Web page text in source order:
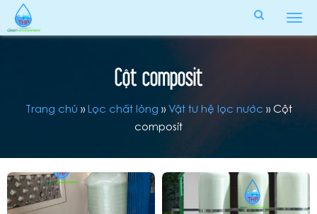
Cột composit
Trang chủ » Lọc chất lỏng » Vật tư hệ lọc nước » Cột
composit